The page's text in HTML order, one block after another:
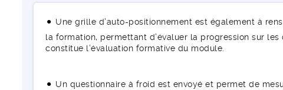
Une grille d’auto-positionnement est également à
la formation, permettant d’évaluer la progression sur
constitue l’évaluation formative du module.
Un questionnaire à froid est envoyé et permet de